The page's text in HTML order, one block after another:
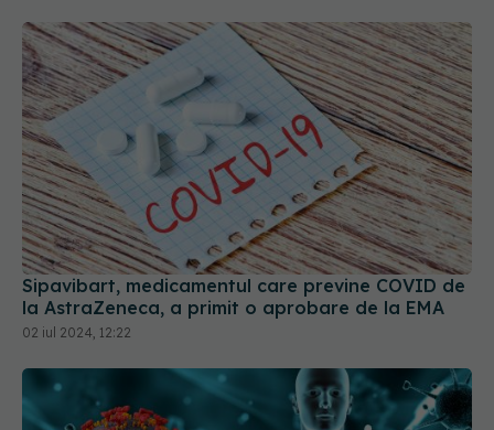
Sipavibart, medicamentul care previne COVID de
la AstraZeneca, a primit o aprobare de la EMA
02 iul 2024, 12:22